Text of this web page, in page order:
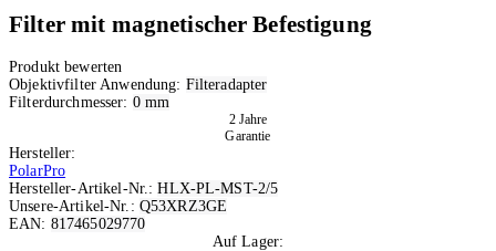
Filter mit magnetischer Befestigung
Produkt bewerten
Objektivfilter Anwendung: Filteradapter
Filterdurchmesser: 0 mm
2 Jahre
Garantie
Hersteller:
PolarPro
Hersteller-Artikel-Nr.:HLX-PL-MST-2/5
Unsere-Artikel-Nr.: Q53XRZ3GE
EAN: 817465029770
Auf Lager: